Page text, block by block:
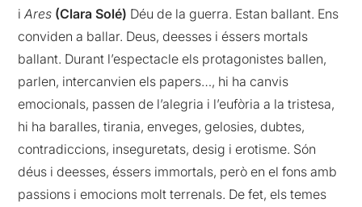
iAres (Clara Solé) Déu de la guerra. Estan ballant. Ens
conviden a ballar. Deus, deesses i éssers mortals
ballant. Durant l’espectacle els protagonistes ballen,
parlen, intercanvien els papers…, hi ha canvis
emocionals, passen de l’alegria i l’eufòria a la tristesa,
hi ha baralles, tirania, enveges, gelosies, dubtes,
contradiccions, inseguretats, desig i erotisme. Són
déus i deesses, éssers immortals, però en el fons amb
passions i emocions molt terrenals. De fet, els temes